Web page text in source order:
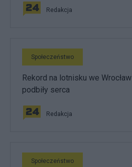
Redakcja
Społeczeństwo
Rekord na lotnisku we
podbiły serca
Redakcja
Społeczeństwo